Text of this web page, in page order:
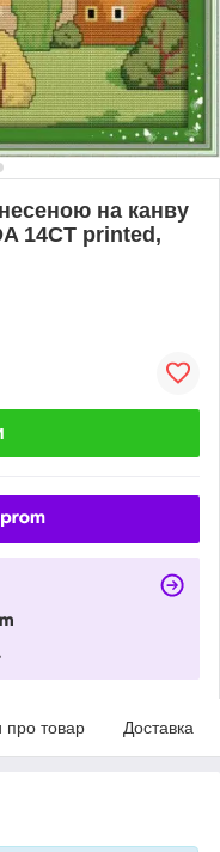
на канву
14CT printed,
про товар Доставка